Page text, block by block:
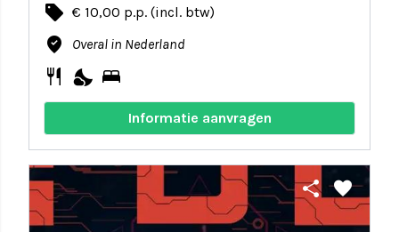
local_offer € 10,00 p.p. (incl. btw)
where_to_vote Overal in Nederland
restaurant nights_stay bed
Informatie aanvragen
share favorite